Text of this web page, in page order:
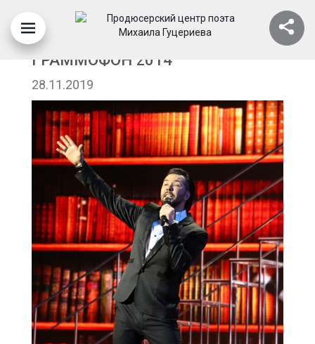
ДЕНИС КЛЯВЕР. ЗОЛОТОЙ
ГРАММОФОН 2014
28.11.2019